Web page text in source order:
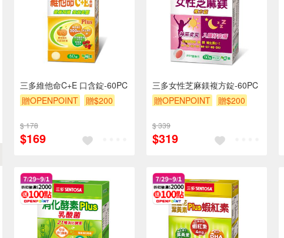
三多維他命C+E 口含錠-60PC
贈OPENPOINT
贈$200
$ 178
$169
三多女性芝麻鎂複方錠-60PC
贈OPENPOINT
贈$200
$ 339
$319